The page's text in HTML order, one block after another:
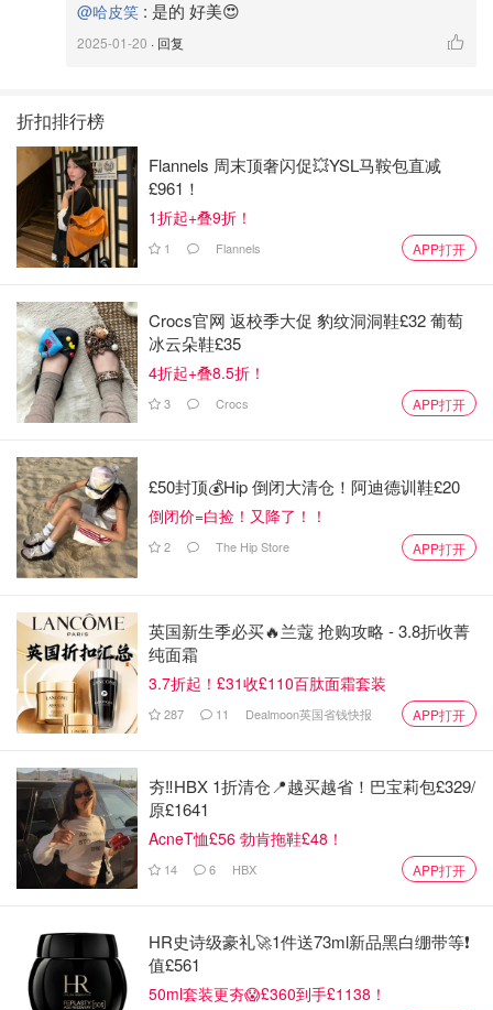
@哈皮笑 : 是的 好美😍
2025-01-20 · 回复
折扣排行榜
Flannels 周末顶奢闪促💥YSL马鞍包直减
£961！
1折起+叠9折！
1 Flannels APP打开
Crocs官网 返校季大促 豹纹洞洞鞋£32 葡萄
冰云朵鞋£35
4折起+叠8.5折！
3 Crocs APP打开
£50封顶💰Hip 倒闭大清仓！阿迪德训鞋£20
倒闭价=白捡！又降了！！
2 The Hip Store APP打开
英国新生季必买🔥兰蔻 抢购攻略 - 3.8折收菁
纯面霜
3.7折起！£31收£110百肽面霜套装
287 11 Dealmoon英国省钱快报 APP打开
夯‼️HBX 1折清仓📍越买越省！巴宝莉包£329/
原£1641
AcneT恤£56 勃肯拖鞋£48！
14 6 HBX APP打开
HR史诗级豪礼🚀1件送73ml新品黑白绷带等❗️
值£561
50ml套装更夯😱£360到手£1138！